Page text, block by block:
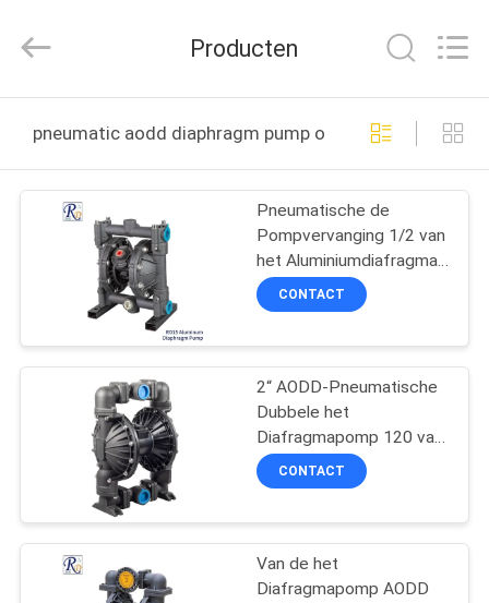
PRODUCTEN
VIDEOS
ONS
FABRIEKSREIS
KWALITEITSCONTROLE
CONTACTEER
FLUID
CONVEYOR
All
Producten
pneumatic aodd diaphragm pump online fabricage
Pneumatische de
Pompvervanging 1/2 van
het Aluminiumdiafragma“
Zwakstroom Lage Druk
CONTACT
2“ AODD-Pneumatische
Dubbele het
Diafragmapomp 120 van
het Pompaluminium de
Grote Stroom van Psi
CONTACT
Van de het
Diafragmapomp AODD